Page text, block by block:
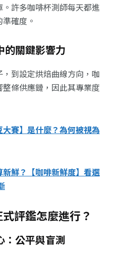
許多咖啡杯測師每天都進
確度。
的關鍵影響力
到設定烘焙曲線方向，咖
條供應鏈，因此其專業度
大賽】是什麼？為何被視為
新鮮？【咖啡新鮮度】看選
評鑑怎麼進行？
：公平與盲測